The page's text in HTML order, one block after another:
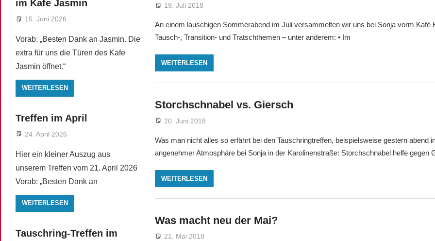
19. Juli 2018
An einem lauschigen Sommerabend im Juli versammelten wir uns bei Sonja vorm Kafé
Tausch-, Transition- und Tratschthemen – unter anderem: • Im
WEITERLESEN
Storchschnabel vs. Giersch
20. Juni 2018
Was man nicht alles so erfährt bei den Tauschringtreffen, beispielsweise gestern abend
angenehmer Atmosphäre bei Sonja in der Karolinenstraße: Storchschnabel helfe gegen
WEITERLESEN
Was macht neu der Mai?
21. Mai 2018
im Kafe Jasmin
15. Juni 2026
Vorab: „Besten Dank an Jasmin. Die
extra für uns die Türen des Kafe
Jasmin öffnet.“
WEITERLESEN
Treffen im April
24. April 2026
Hier ein kleiner Auszug aus
unserem Treffen vom 21. April 2026
Vorab: „Besten Dank an
WEITERLESEN
Tauschring-Treffen im